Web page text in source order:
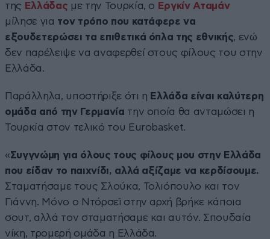
της Ελλάδας με την Τουρκία, ο Εργκίν Αταμάν
μίλησε για τον τρόπο που κατάφερε να
εξουδετερώσει τα επιθετικά όπλα της εθνικής, ενώ
δεν παρέλειψε να αναφερθεί στους φίλους του στην
Ελλάδα.
Παράλληλα, υποστήριξε ότι η Ελλάδα είναι καλύτερη
ομάδα από την Γερμανία την οποία θα ανταμώσει η
Τουρκία στον τελικό του Eurobasket.
«Συγγνώμη για όλους τους φίλους μου στην Ελλάδα
που είδαν το παιχνίδι, αλλά αξίζαμε να κερδίσουμε.
Σταματήσαμε τους Σλούκα, Τολιόπουλο και τον
Γιάννη. Μόνο ο Ντόρσεϊ στην αρχή βρήκε κάποια
σουτ, αλλά τον σταματήσαμε και αυτόν. Σπουδαία
νίκη, τρομερή ομάδα η Ελλάδα.